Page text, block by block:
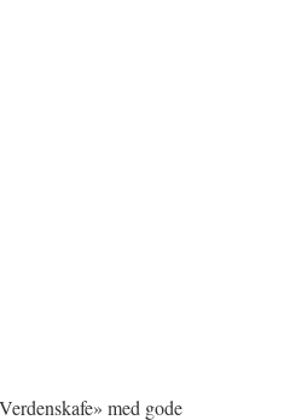
med gode